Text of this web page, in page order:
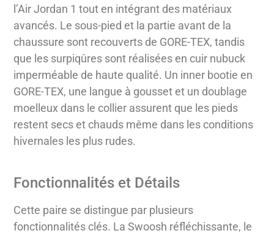
l’Air Jordan 1 tout en intégrant des matériaux
avancés. Le sous-pied et la partie avant de la
chaussure sont recouverts de GORE-TEX, tandis
que les surpiqûres sont réalisées en cuir nubuck
imperméable de haute qualité. Un inner bootie en
GORE-TEX, une langue à gousset et un doublage
moelleux dans le collier assurent que les pieds
restent secs et chauds même dans les conditions
hivernales les plus rudes.
Fonctionnalités et Détails
Cette paire se distingue par plusieurs
fonctionnalités clés. La Swoosh réfléchissante, le